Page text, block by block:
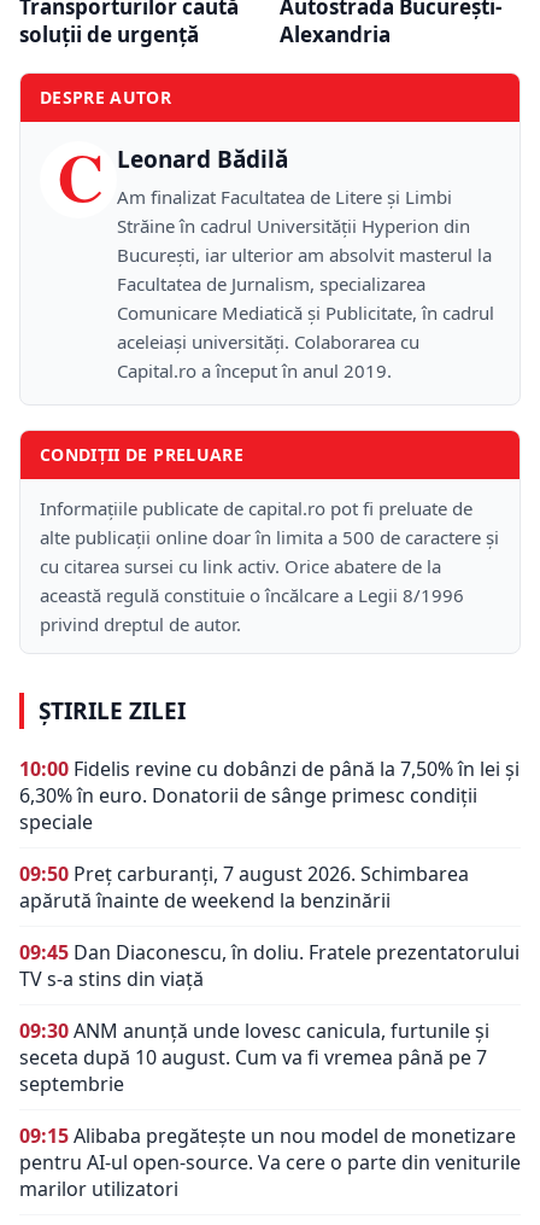
Transporturilor caută
soluții de urgență
Autostrada București-
Alexandria
DESPRE AUTOR
C Leonard Bădilă
Am finalizat Facultatea de Litere și Limbi
Străine în cadrul Universității Hyperion din
București, iar ulterior am absolvit masterul la
Facultatea de Jurnalism, specializarea
Comunicare Mediatică și Publicitate, în cadrul
aceleiași universități. Colaborarea cu
Capital.ro a început în anul 2019.
CONDIȚII DE PRELUARE
Informațiile publicate de capital.ro pot fi preluate de
alte publicații online doar în limita a 500 de caractere și
cu citarea sursei cu link activ. Orice abatere de la
această regulă constituie o încălcare a Legii 8/1996
privind dreptul de autor.
ȘTIRILE ZILEI
10:00 Fidelis revine cu dobânzi de până la 7,50% în lei și
6,30% în euro. Donatorii de sânge primesc condiții
speciale
09:50 Preț carburanți, 7 august 2026. Schimbarea
apărută înainte de weekend la benzinării
09:45 Dan Diaconescu, în doliu. Fratele prezentatorului
TV s-a stins din viață
09:30ANM anunță unde lovesc canicula, furtunile și
seceta după 10 august. Cum va fi vremea până pe 7
septembrie
09:15Alibaba pregătește un nou model de monetizare
pentru AI-ul open-source. Va cere o parte din veniturile
marilor utilizatori